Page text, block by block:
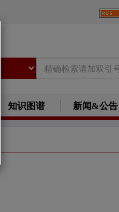
知识图谱 新闻&公告